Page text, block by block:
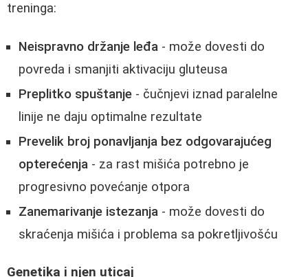
treninga:
Neispravno držanje leđa - može dovesti do
povreda i smanjiti aktivaciju gluteusa
Preplitko spuštanje - čučnjevi iznad paralelne
linije ne daju optimalne rezultate
Prevelik broj ponavljanja bez odgovarajućeg
opterećenja - za rast mišića potrebno je
progresivno povećanje otpora
Zanemarivanje istezanja - može dovesti do
skraćenja mišića i problema sa pokretljivošću
Genetika i njen uticaj